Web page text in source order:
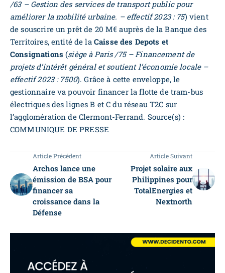
/63 – Gestion des services de transport public pour
améliorer la mobilité urbaine. – effectif 2023 : 75) vient
de souscrire un prêt de 20 M€ auprès de la Banque des
Territoires, entité de laCaisse des Depots et
Consignations (siège à Paris /75 – Financement de
projets d’intérêt général et soutient l’économie locale –
effectif 2023 : 7500). Grâce à cette enveloppe, le
gestionnaire va pouvoir financer la flotte de tram-bus
électriques des lignes B et C du réseau T2C sur
l’agglomération de Clermont-Ferrand. Source(s) :
COMMUNIQUE DE PRESSE
Article Précédent
Archos lance une
émission de BSA pour
financer sa
croissance dans la
Défense
Article Suivant
Projet solaire aux
Philippines pour
TotalEnergies et
Nextnorth